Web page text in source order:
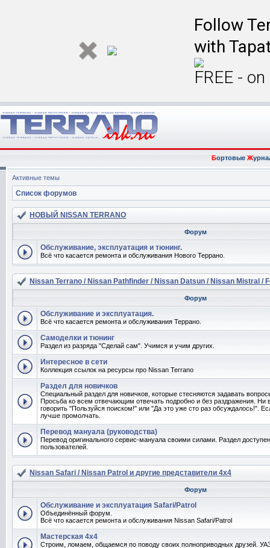
Follow
with
FREE -
БортовыеЖ
Активные темы
Список форумов
НОВЫЙ NISSAN TERRANO
Форум
Обслуживание, эксплуатация и тюнинг.
Всё что касается ремонта и обслуживания Нового Террано.
Nissan Terrano / Nissan Pathfinder / Nissan Datsun / Nissan Mistral /
Форум
Обслуживание и эксплуатация.
Всё что касается ремонта и обслуживания Террано.
Самоделки и тюнинг
Раздел из разряда "Сделай сам". Учимся и учим других.
Интересное в сети
Коллекция ссылок на ресурсы про Nissan Terrano
Раздел для новичков
Специальный раздел для новичков, которые стесняются задавать
Просьба ко всем отвечающим отвечать подробно и без раздражения. Ни
говорить "Пользуйся поиском!" или "Да это уже сто раз обсуждалось!".
лучше промолчать.
Перевод мануала (руководства)
Перевод оригинального сервис-мануала своими силами. Раздел
пользователей.
Nissan Safari / Nissan Patrol и другие представители 4x4
Форум
Обслуживание и эксплуатация Safari/Patrol
Объединённый форум.
Всё что касается ремонта и обслуживания Nissan Safari/Patrol
Мастерская 4x4
Строим, ломаем, общаемся по поводу своих полноприводных друзей.